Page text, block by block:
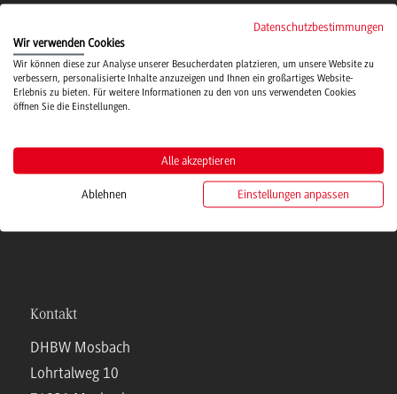
IT Service
Campusmensa
Kontakt
DHBW Mosbach
Lohrtalweg 10
Datenschutzbestimmungen
Wir verwenden Cookies
Wir können diese zur Analyse unserer Besucherdaten platzieren, um unsere Website zu
verbessern, personalisierte Inhalte anzuzeigen und Ihnen ein großartiges Website-
Erlebnis zu bieten. Für weitere Informationen zu den von uns verwendeten Cookies
öffnen Sie die Einstellungen.
Alle akzeptieren
Ablehnen Einstellungen anpassen